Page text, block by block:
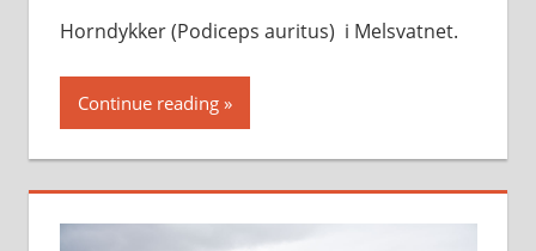
Horndykker (Podiceps auritus) i Melsvatnet.
Continue reading